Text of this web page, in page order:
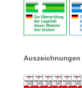
Auszeichnungen